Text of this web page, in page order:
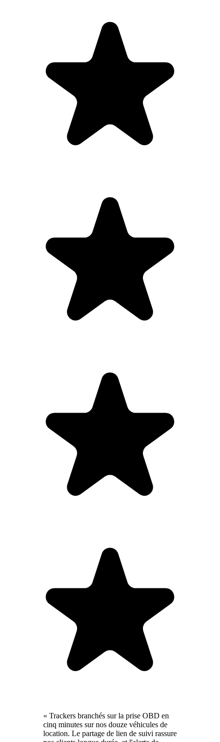
« Trackers branchés sur la prise OBD en
cinq minutes sur nos douze véhicules de
location. Le partage de lien de suivi rassure